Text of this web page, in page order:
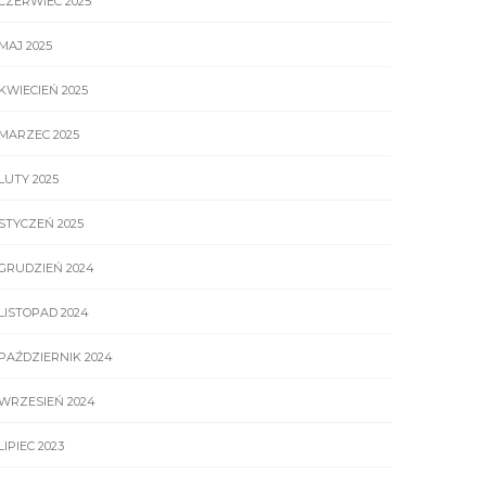
2025
2025
2025
2025
2025
2024
2024
2024
2024
2023